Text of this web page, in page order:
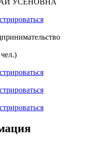
УСЕНОВНА